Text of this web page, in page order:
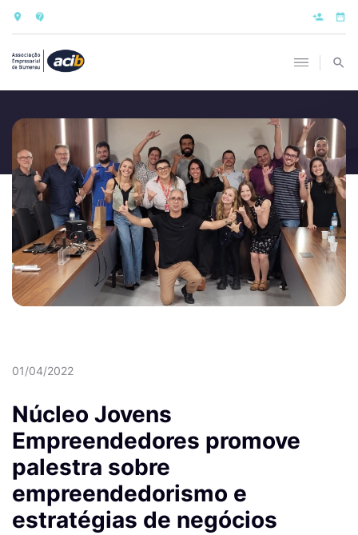
01/04/2022
Núcleo Jovens
Empreendedores promove
palestra sobre
empreendedorismo e
estratégias de negócios